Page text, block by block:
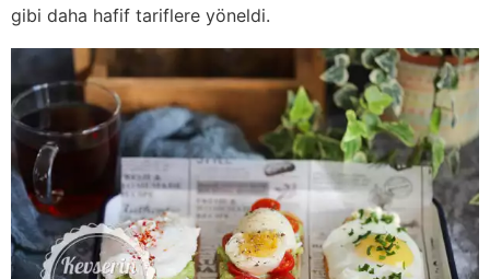
gibi daha hafif tariflere yöneldi.